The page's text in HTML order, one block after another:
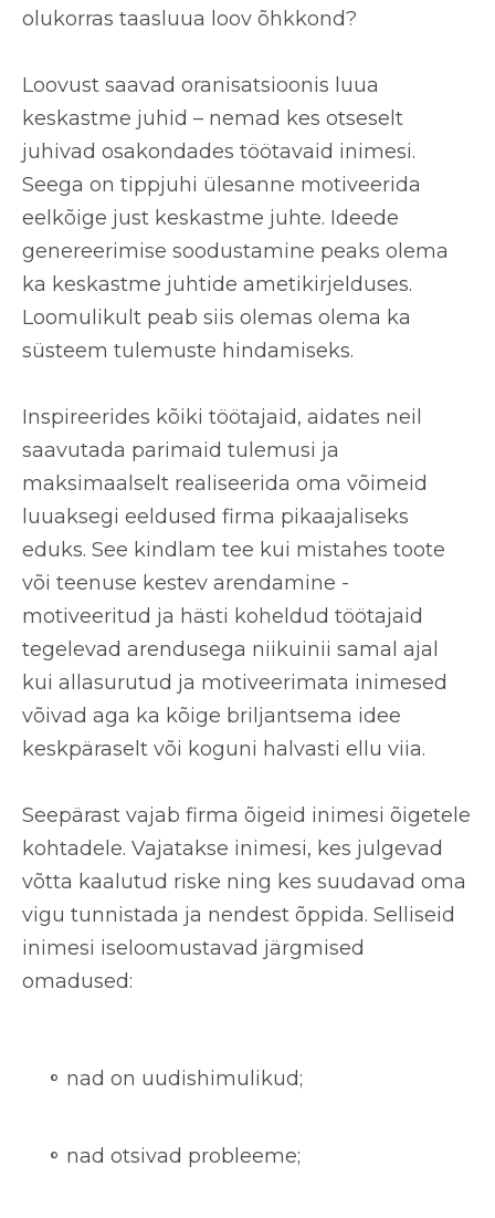
olukorras taasluua loov õhkkond?
Loovust saavad oranisatsioonis luua
keskastme juhid – nemad kes otseselt
juhivad osakondades töötavaid inimesi.
Seega on tippjuhi ülesanne motiveerida
eelkõige just keskastme juhte. Ideede
genereerimise soodustamine peaks olema
ka keskastme juhtide ametikirjelduses.
Loomulikult peab siis olemas olema ka
süsteem tulemuste hindamiseks.
Inspireerides kõiki töötajaid, aidates neil
saavutada parimaid tulemusi ja
maksimaalselt realiseerida oma võimeid
luuaksegi eeldused firma pikaajaliseks
eduks. See kindlam tee kui mistahes toote
või teenuse kestev arendamine -
motiveeritud ja hästi koheldud töötajaid
tegelevad arendusega niikuinii samal ajal
kui allasurutud ja motiveerimata inimesed
võivad aga ka kõige briljantsema idee
keskpäraselt või koguni halvasti ellu viia.
Seepärast vajab firma õigeid inimesi õigetele
kohtadele. Vajatakse inimesi, kes julgevad
võtta kaalutud riske ning kes suudavad oma
vigu tunnistada ja nendest õppida. Selliseid
inimesi iseloomustavad järgmised
omadused:
nad on uudishimulikud;
nad otsivad probleeme;